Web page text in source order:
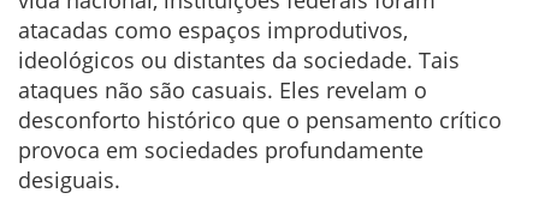
atacadas como espaços improdutivos,
ideológicos ou distantes da sociedade. Tais
ataques não são casuais. Eles revelam o
desconforto histórico que o pensamento crítico
provoca em sociedades profundamente
desiguais.